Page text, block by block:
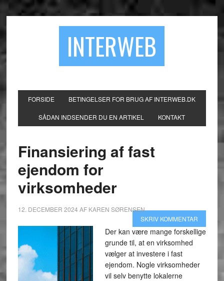
INTERWEB
FORSIDE BETINGELSER FOR BRUG AF INTERWEB.DK
SÅDAN INDSENDER DU EN ARTIKEL KONTAKT
Finansiering af fast
ejendom for
virksomheder
12. DECEMBER 2024 AF KAREN SØRENSEN
SKRIV KOMMENTAR
Der kan være mange forskellige
grunde til, at en virksomhed
vælger at investere i fast
ejendom. Nogle virksomheder
vil selv benytte lokalerne